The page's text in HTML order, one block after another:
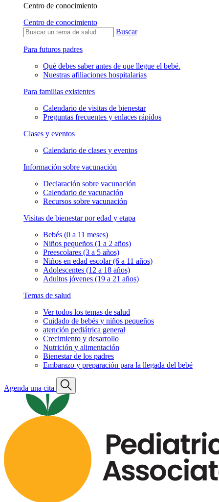
Centro de conocimiento
Centro de conocimiento
Buscar
Para futuros padres
Qué debes saber antes de que llegue el bebé.
Nuestras afiliaciones hospitalarias
Para familias existentes
Calendario de visitas de bienestar
Preguntas frecuentes y enlaces rápidos
Clases y eventos
Calendario de clases y eventos
Información sobre vacunación
Declaración sobre vacunación
Calendario de vacunación
Recursos sobre vacunación
Visitas de bienestar por edad y etapa
Bebés (0 a 11 meses)
Niños pequeños (1 a 2 años)
Preescolares (3 a 5 años)
Niños en edad escolar (6 a 11 años)
Adolescentes (12 a 18 años)
Adultos jóvenes (19 a 21 años)
Temas de salud
Ver todos los temas de salud
Cuidado de bebés y niños pequeños
atención pediátrica general
Crecimiento y desarrollo
Nutrición y alimentación
Bienestar de los padres
Embarazo y preparación para la llegada del bebé
Agenda una cita